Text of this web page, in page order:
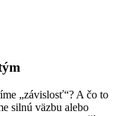
„závislosť“? A čo to
silnú väzbu alebo